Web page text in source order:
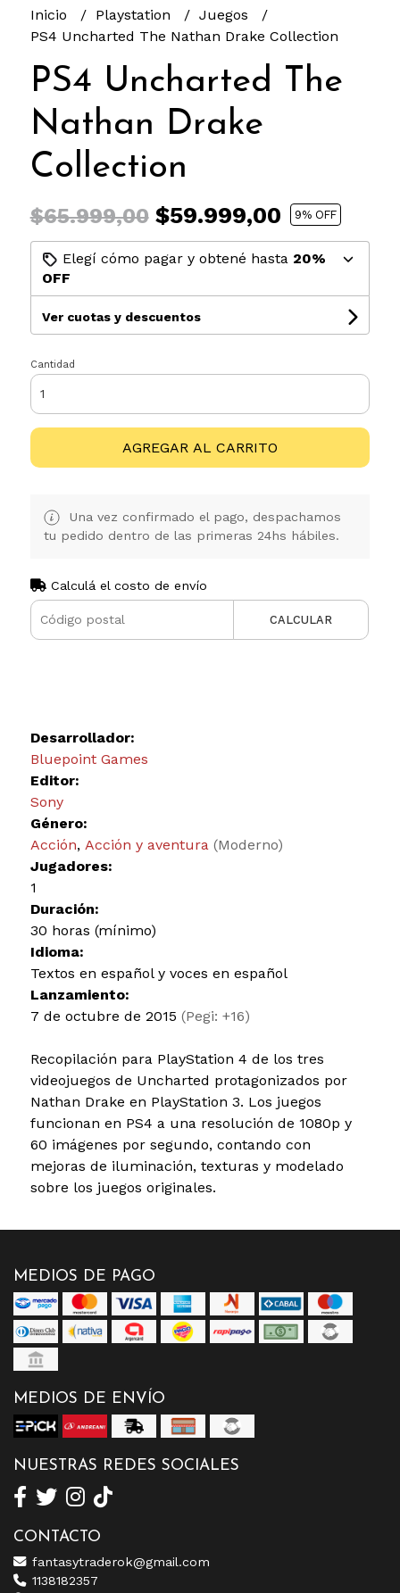
Inicio Playstation
Juegos
PS4 Uncharted The Nathan Drake Collection
PS4 Uncharted The
Nathan Drake
Collection
$65.999,00$59.999,00 9% OFF
Elegí cómo pagar y obtené hasta 20%
OFF
Ver cuotas y descuentos
Cantidad
AGREGAR AL CARRITO
Una vez confirmado el pago, despachamos
tu pedido dentro de las primeras 24hs hábiles.
Calculá el costo de envío
CALCULAR
Desarrollador:
Bluepoint Games
Editor:
Sony
Género:
Acción, Acción y aventura (Moderno)
Jugadores:
1
Duración:
30 horas (mínimo)
Idioma:
Textos en español y voces en español
Lanzamiento:
7 de octubre de 2015 (Pegi: +16)
Recopilación para PlayStation 4 de los tres
videojuegos de Uncharted protagonizados por
Nathan Drake en PlayStation 3. Los juegos
funcionan en PS4 a una resolución de 1080p y
60 imágenes por segundo, contando con
mejoras de iluminación, texturas y modelado
sobre los juegos originales.
MEDIOS DE PAGO
MEDIOS DE ENVÍO
NUESTRAS REDES SOCIALES
CONTACTO
fantasytraderok@gmail.com
1138182357